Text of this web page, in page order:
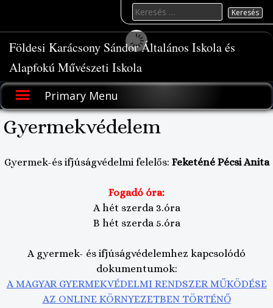
content
Földesi Karácsony Sándor Általános Iskola és
Alapfokú Művészeti Iskola
Primary Menu
Keresés
for:
Gyermekvédelem
Gyermek-és ifjúságvédelmi felelős: Feketéné Pécsi Anita
Fogadó óra:
A hét szerda 3.óra
B hét szerda 5.óra
A gyermek- és ifjúságvédelemhez kapcsolódó
dokumentumok:
A MAGYAR GYERMEKVÉDELMI RENDSZER MŰKÖDÉSE
AZ ONLINE KÖRNYEZETBEN TÖRTÉNŐ